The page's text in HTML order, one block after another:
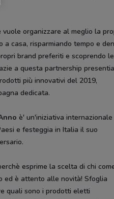
vuole organizzare al meglio la
a casa, risparmiando tempo e
brand preferiti e scoprendo le
a questa partnership
più innovativi del 2019,
dedicata.
è' un'iniziativa internazionale
e festeggia in Italia il suo
esprime la scelta di chi
ed è attento alle novità! Sfoglia
quali sono i prodotti eletti